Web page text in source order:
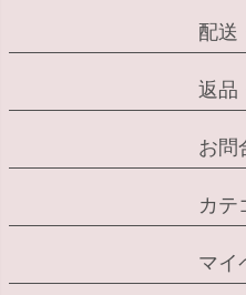
配送
返品
お問
カテ
マイ